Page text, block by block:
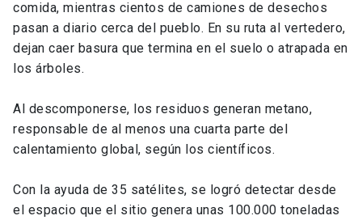
comida, mientras cientos de camiones de desechos
pasan a diario cerca del pueblo. En su ruta al vertedero,
dejan caer basura que termina en el suelo o atrapada en
los árboles.
Al descomponerse, los residuos generan metano,
responsable de al menos una cuarta parte del
calentamiento global, según los científicos.
Con la ayuda de 35 satélites, se logró detectar desde
el espacio que el sitio genera unas 100.000 toneladas